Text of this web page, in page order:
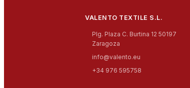
VALENTO TEXTILE S.L.
Plg. Plaza C. Burtina 12 50197
Zaragoza
info@valento.eu
+34 976 595758